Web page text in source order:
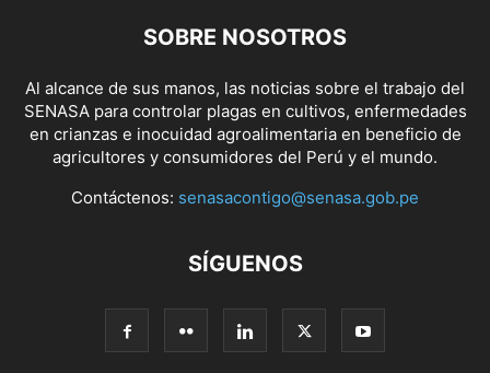
SOBRE NOSOTROS
Al alcance de sus manos, las noticias sobre el trabajo del
SENASA para controlar plagas en cultivos, enfermedades
en crianzas e inocuidad agroalimentaria en beneficio de
agricultores y consumidores del Perú y el mundo.
Contáctenos: senasacontigo@senasa.gob.pe
SÍGUENOS